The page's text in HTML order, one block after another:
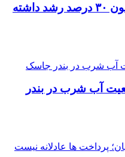
غرق شدگی در سال جاری تاکنون ۳۰ درصد رشد داشته
آب شرب در بندر